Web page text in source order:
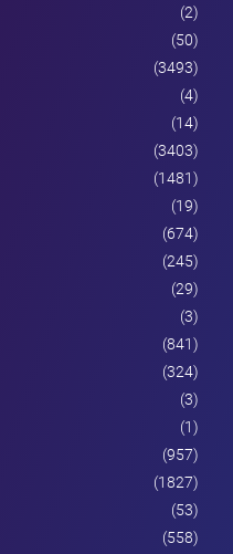
(2)
(50)
(3493)
(4)
(14)
(3403)
(1481)
(19)
(674)
(245)
(29)
(3)
(841)
(324)
(3)
(1)
(957)
(1827)
(53)
(558)